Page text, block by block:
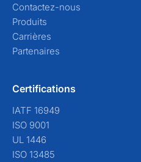
Contactez-nous
Produits
Carrières
Partenaires
Certifications
IATF 16949
ISO 9001
UL 1446
ISO 13485